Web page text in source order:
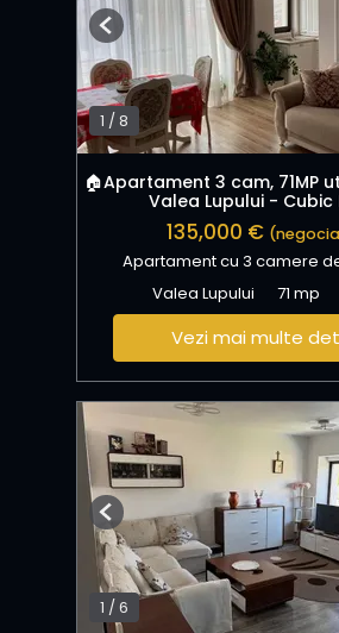
1 /8
Previous
🏠Apartament 3 cam, 71MP
Valea Lupului - Cubic
135,000 €
Apartament cu 3 camere
Valea Lupului
71 mp
Vezi mai multe
1 /6
Previous